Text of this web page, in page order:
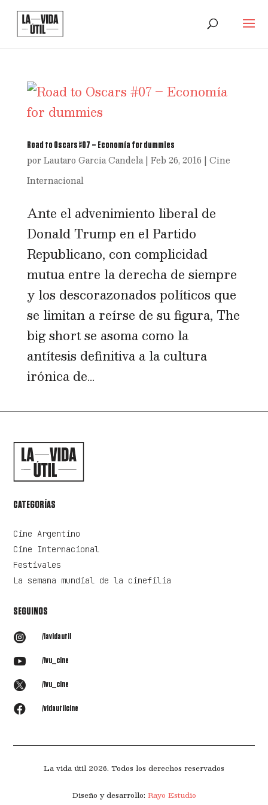
Road to Oscars #07 – Economía for dummies
por Lautaro Garcia Candela| Feb 26, 2016 | Cine
Internacional
Ante el advenimiento liberal de
Donald Trump en el Partido
Republicano, con complicidad
mutua entre la derecha de siempre
y los descorazonados políticos que
se limitan a reírse de su figura, The
big short se asoma como la
antítesis definitiva a la cultura
irónica de...
CATEGORÍAS
Cine Argentino
Cine Internacional
Festivales
La semana mundial de la cinefilia
SEGUINOS
 /lavidautil
 /lvu_cine
 /lvu_cine
 /vidautilcine
La vida útil 2026. Todos los derechos reservados
Diseño y desarrollo: Rayo Estudio